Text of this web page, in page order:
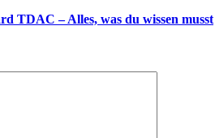
TDAC – Alles, was du wissen musst